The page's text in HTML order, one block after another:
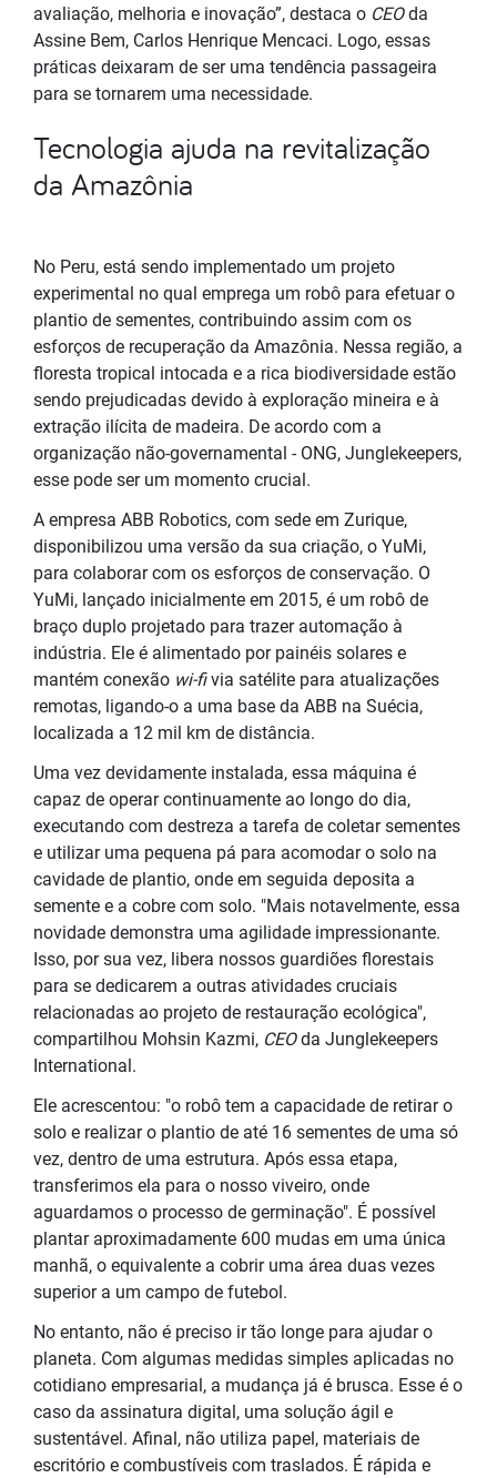
avaliação, melhoria e inovação”, destaca o CEOda
Assine Bem, Carlos Henrique Mencaci. Logo, essas
práticas deixaram de ser uma tendência passageira
para se tornarem uma necessidade.
Tecnologia ajuda na revitalização
da Amazônia
No Peru, está sendo implementado um projeto
experimental no qual emprega um robô para efetuar o
plantio de sementes, contribuindo assim com os
esforços de recuperação da Amazônia. Nessa região, a
floresta tropical intocada e a rica biodiversidade estão
sendo prejudicadas devido à exploração mineira e à
extração ilícita de madeira. De acordo com a
organização não-governamental - ONG, Junglekeepers,
esse pode ser um momento crucial.
A empresa ABB Robotics, com sede em Zurique,
disponibilizou uma versão da sua criação, o YuMi,
para colaborar com os esforços de conservação. O
YuMi, lançado inicialmente em 2015, é um robô de
braço duplo projetado para trazer automação à
indústria. Ele é alimentado por painéis solares e
mantém conexão wi-fivia satélite para atualizações
remotas, ligando-o a uma base da ABB na Suécia,
localizada a 12 mil km de distância.
Uma vez devidamente instalada, essa máquina é
capaz de operar continuamente ao longo do dia,
executando com destreza a tarefa de coletar sementes
e utilizar uma pequena pá para acomodar o solo na
cavidade de plantio, onde em seguida deposita a
semente e a cobre com solo. "Mais notavelmente, essa
novidade demonstra uma agilidade impressionante.
Isso, por sua vez, libera nossos guardiões florestais
para se dedicarem a outras atividades cruciais
relacionadas ao projeto de restauração ecológica",
compartilhou Mohsin Kazmi, CEOda Junglekeepers
International.
Ele acrescentou: "o robô tem a capacidade de retirar o
solo e realizar o plantio de até 16 sementes de uma só
vez, dentro de uma estrutura. Após essa etapa,
transferimos ela para o nosso viveiro, onde
aguardamos o processo de germinação". É possível
plantar aproximadamente 600 mudas em uma única
manhã, o equivalente a cobrir uma área duas vezes
superior a um campo de futebol.
No entanto, não é preciso ir tão longe para ajudar o
planeta. Com algumas medidas simples aplicadas no
cotidiano empresarial, a mudança já é brusca. Esse é o
caso da assinatura digital, uma solução ágil e
sustentável. Afinal, não utiliza papel, materiais de
escritório e combustíveis com traslados. É rápida e